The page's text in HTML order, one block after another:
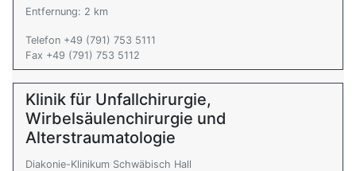
Entfernung: 2 km
Telefon +49 (791) 753 5111
Fax +49 (791) 753 5112
Klinik für Unfallchirurgie,
Wirbelsäulenchirurgie und
Alterstraumatologie
Diakonie-Klinikum Schwäbisch Hall